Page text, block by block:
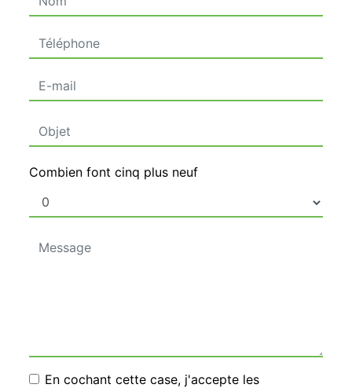
Combien font cinq plus neuf
En cochant cette case, j'accepte les